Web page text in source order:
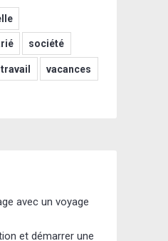
société
travail vacances
avec un voyage
et démarrer une